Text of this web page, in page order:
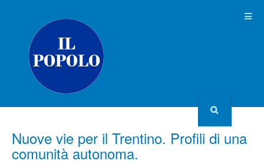
Nuove vie per il Trentino. Profili di una
comunità autonoma.